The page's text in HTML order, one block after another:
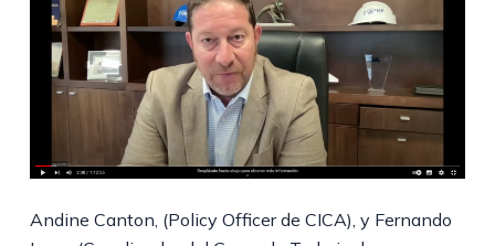
Andine Canton, (Policy Officer de CICA), y Fernando